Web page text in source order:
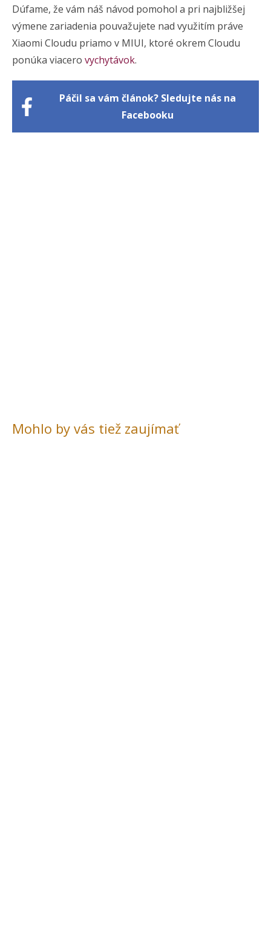
Dúfame, že vám náš návod pomohol a pri najbližšej
výmene zariadenia pouvažujete nad využitím práve
Xiaomi Cloudu priamo v MIUI, ktoré okrem Cloudu
ponúka viacero vychytávok.
Páčil sa vám článok? Sledujte nás na
Facebooku
Mohlo by vás tiež zaujímať